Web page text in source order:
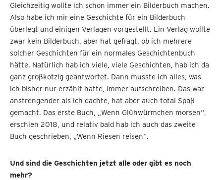
Gleichzeitig wollte ich schon immer ein Bilderbuch machen.
Also habe ich mir eine Geschichte für ein Bilderbuch
überlegt und einigen Verlagen vorgestellt. Ein Verlag wollte
zwar kein Bilderbuch, aber hat gefragt, ob ich mehrere
solcher Geschichten für ein normales Geschichtenbuch
hätte. Natürlich hab ich viele, viele Geschichten, hab ich da
ganz großkotzig geantwortet. Dann musste ich alles, was
ich bisher nur erzählt hatte, immer aufschreiben. Das war
anstrengender als ich dachte, hat aber auch total Spaß
gemacht. Das erste Buch, „Wenn Glühwürmchen morsen“,
erschien 2018, und relativ bald hab ich auch das zweite
Buch geschrieben, „Wenn Riesen reisen“.
Und sind die Geschichten jetzt alle oder gibt es noch
mehr?